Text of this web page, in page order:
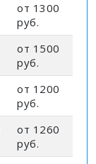
от 1300
руб.
от 1500
руб.
от 1200
руб.
от 1260
руб.